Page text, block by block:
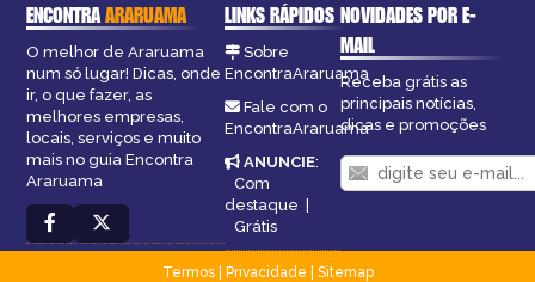
ENCONTRAARARUAMA
O melhor de Araruama
num só lugar! Dicas, onde
ir, o que fazer, as
melhores empresas,
locais, serviços e muito
mais no guia Encontra
Araruama
LINKS RÁPIDOS
Sobre
EncontraAraruama
Fale com o
EncontraAraruama
ANUNCIE:
Com
destaque |
Grátis
NOVIDADES POR E-
MAIL
Receba grátis as
principais notícias,
dicas e promoções
Termos| Privacidade
Sitemap